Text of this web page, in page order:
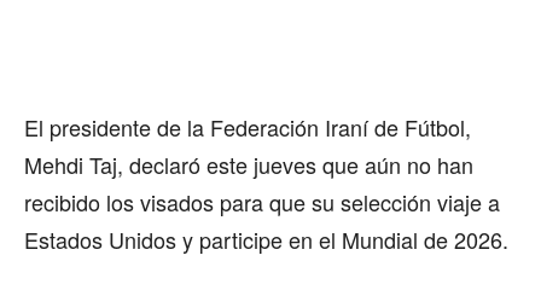
El presidente de la Federación Iraní de Fútbol,
Mehdi Taj, declaró este jueves que aún no han
recibido los visados para que su selección viaje a
Estados Unidos y participe en el Mundial de 2026.